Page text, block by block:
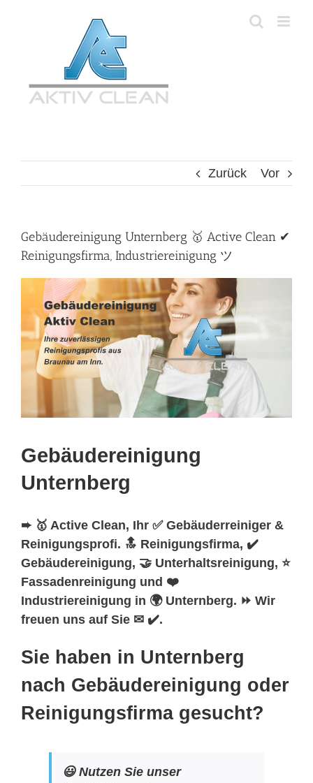
Zurück Vor
Gebäudereinigung Unternberg 🥇 Active Clean ✔
Reinigungsfirma, Industriereinigung ツ
Gebäudereinigung
Unternberg
➨ 🥇 Active Clean, Ihr ✅ Gebäuderreiniger &
Reinigungsprofi. 🔝 Reinigungsfirma, ✔️
Gebäudereinigung, 🤝 Unterhaltsreinigung, ⭐
Fassadenreinigung und ❤️
Industriereinigung in 🌍 Unternberg. ⏩ Wir
freuen uns auf Sie ✉ ✔️.
Sie haben in Unternberg
nach Gebäudereinigung oder
Reinigungsfirma gesucht?
😃 Nutzen Sie unser